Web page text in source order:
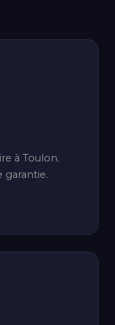
à Toulon.
garantie.